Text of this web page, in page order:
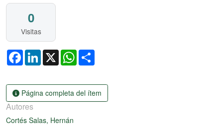
0
Visitas
FacebookLinkedIn
X WhatsApp
Página completa del ítem
Autores
Cortés Salas, Hernán